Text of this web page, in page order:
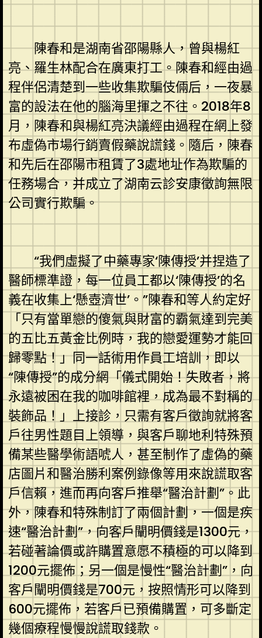
陳春和是湖南省邵陽縣人，曾與楊紅
亮、羅生林配合在廣東打工。陳春和經由過
程伴侶清楚到一些收集欺騙伎倆后，一夜暴
富的設法在他的腦海里揮之不往。2018年8
月，陳春和與楊紅亮決議經由過程在網上發
布虛偽市場行銷賣假藥說謊錢。隨后，陳春
和先后在邵陽市租賃了3處地址作為欺騙的
任務場合，并成立了湖南云診安康徵詢無限
公司實行欺騙。
“我們虛擬了中藥專家‘陳傳授’并捏造了
醫師標準證，每一位員工都以‘陳傳授’的名
義在收集上‘懸壺濟世’。”陳春和等人約定好
「只有當單戀的傻氣與財富的霸氣達到完美
的五比五黃金比例時，我的戀愛運勢才能回
歸零點！」同一話術用作員工培訓，即以
“陳傳授”的成分網「儀式開始！失敗者，將
永遠被困在我的咖啡館裡，成為最不對稱的
裝飾品！」上接診，只需有客戶徵詢就將客
戶往男性題目上領導，與客戶聊地利特殊預
備某些醫學術語唬人，甚至制作了虛偽的藥
店圖片和醫治勝利案例錄像等用來說謊取客
戶信賴，進而再向客戶推舉“醫治計劃”。此
外，陳春和特殊制訂了兩個計劃，一個是疾
速“醫治計劃”，向客戶闡明價錢是1300元，
若碰著論價或許購置意愿不積極的可以降到
1200元擺佈；另一個是慢性“醫治計劃”，向
客戶闡明價錢是700元，按照情形可以降到
600元擺佈，若客戶已預備購置，可多斷定
幾個療程慢慢說謊取錢款。